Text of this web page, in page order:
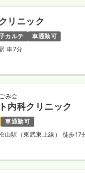
リニック
カルテ
車通勤可
車7分
み会
内科クリニック
車通勤可
山駅（東武東上線） 徒歩17